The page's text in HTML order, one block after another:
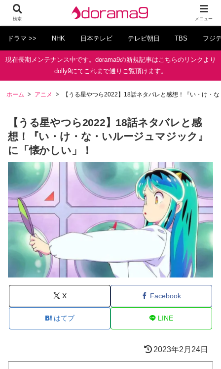
ドラマ >> NHK 日本テレビ テレビ朝日 TBS フジ
現在長期メンテナンス中です。dorama9の新規記事はこちらのリンクより
dolly9にてこれまで通りご覧頂けます。
ホーム アニメ 【うる星やつら2022】18話ネタバレと感想！『い・け・
【うる星やつら2022】18話ネタバレと感
想！『い・け・な・いルージュマジック』
に「懐かしい」！
X Facebook
はてブ LINE
2023年2月24日
検索 メニュー